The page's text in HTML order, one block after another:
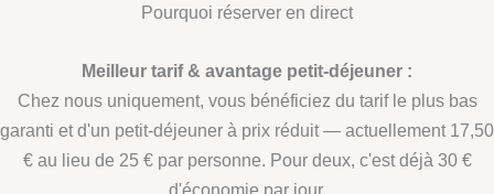
Pourquoi réserver en direct
Meilleur tarif & avantage petit-déjeuner :
Chez nous uniquement, vous bénéficiez du tarif le plus bas
garanti et d'un petit-déjeuner à prix réduit — actuellement 17,50
€ au lieu de 25 € par personne. Pour deux, c'est déjà 30 €
d'économie par jour.